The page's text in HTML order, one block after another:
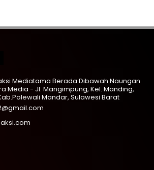
Mediatama Berada Dibawah Naungan
Media - Jl. Mangimpung, Kel. Manding,
Mandar, Sulawesi Barat